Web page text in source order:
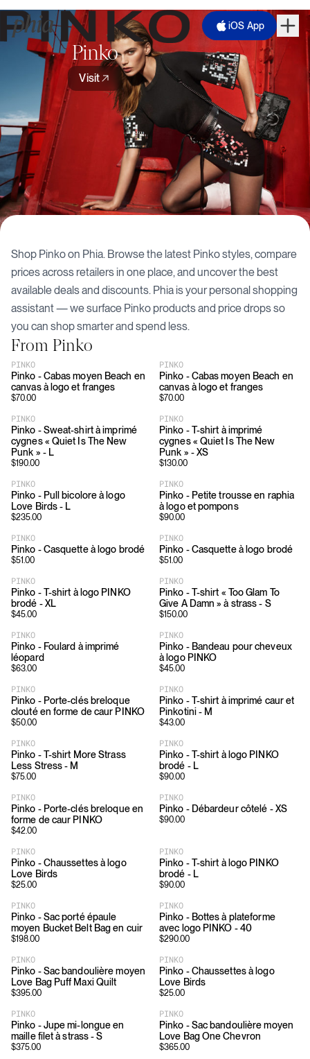
iOS App
Pinko
Visit
Shop Pinkoon Phia. Browse the latest Pinkostyles, compare
prices across retailers in one place, and uncover the best
available deals and discounts. Phia is your personal shopping
assistant — we surface Pinko products and price drops so
you can shop smarter and spend less.
From Pinko
PINKO
Pinko - Cabas moyen Beach en
canvas à logo et franges
$70.00
PINKO
Pinko - Cabas moyen Beach en
canvas à logo et franges
$70.00
PINKO
Pinko - Sweat-shirt à imprimé
cygnes « Quiet Is The New
Punk » - L
$190.00
PINKO
Pinko - T-shirt à imprimé
cygnes « Quiet Is The New
Punk » - XS
$130.00
PINKO
Pinko - Pull bicolore à logo
Love Birds - L
$235.00
PINKO
Pinko - Petite trousse en raphia
à logo et pompons
$90.00
PINKO
Pinko - Casquette à logo brodé
$51.00
PINKO
Pinko - Casquette à logo brodé
$51.00
PINKO
Pinko - T-shirt à logo PINKO
brodé - XL
$45.00
PINKO
Pinko - T-shirt « Too Glam To
Give A Damn » à strass - S
$150.00
PINKO
Pinko - Foulard à imprimé
léopard
$63.00
PINKO
Pinko - Bandeau pour cheveux
à logo PINKO
$45.00
PINKO
Pinko - Porte-clés breloque
clouté en forme de caur PINKO
$50.00
PINKO
Pinko - T-shirt à imprimé caur et
Pinkotini - M
$43.00
PINKO
Pinko - T-shirt More Strass
Less Stress - M
$75.00
PINKO
Pinko - T-shirt à logo PINKO
brodé - L
$90.00
PINKO
Pinko - Porte-clés breloque en
forme de caur PINKO
$42.00
PINKO
Pinko - Débardeur côtelé - XS
$90.00
PINKO
Pinko - Chaussettes à logo
Love Birds
$25.00
PINKO
Pinko - T-shirt à logo PINKO
brodé - L
$90.00
PINKO
Pinko - Sac porté épaule
moyen Bucket Belt Bag en cuir
$198.00
PINKO
Pinko - Bottes à plateforme
avec logo PINKO - 40
$290.00
PINKO
Pinko - Sac bandoulière moyen
Love Bag Puff Maxi Quilt
$395.00
PINKO
Pinko - Chaussettes à logo
Love Birds
$25.00
PINKO
Pinko - Jupe mi-longue en
maille filet à strass - S
$375.00
PINKO
Pinko - Sac bandoulière moyen
Love Bag One Chevron
$365.00